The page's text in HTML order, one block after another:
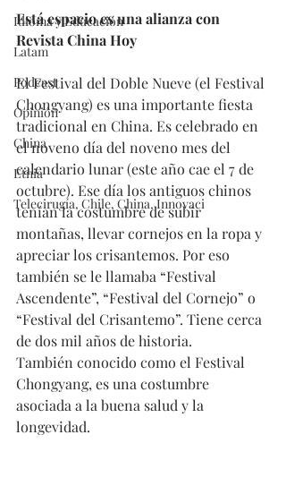
Idioma y Educación
Latam
Podcast
Opinión
China
Etnia
Telecirugía, Chile, China, Innovaci
Está espacio es una alianza con
Revista China Hoy
El Festival del Doble Nueve (el Festival
Chongyang) es una importante fiesta
tradicional en China. Es celebrado en
el noveno día del noveno mes del
calendario lunar (este año cae el 7 de
octubre). Ese día los antiguos chinos
tenían la costumbre de subir
montañas, llevar cornejos en la ropa y
apreciar los crisantemos. Por eso
también se le llamaba “Festival
Ascendente”, “Festival del Cornejo” o
“Festival del Crisantemo”. Tiene cerca
de dos mil años de historia.
También conocido como el Festival
Chongyang, es una costumbre
asociada a la buena salud y la
longevidad.